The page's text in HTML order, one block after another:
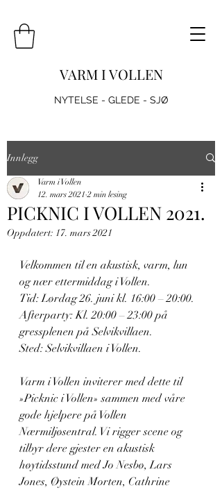
VARM I VOLLEN
NYTELSE - GLEDE - SJØ
Innlegg
PICKNIC I VOLLEN 2021.
Varm i Vollen
12. mars 2021 2 min lesing
Oppdatert: 17. mars 2021
Velkommen til en akustisk, varm, lun
og nær ettermiddag i Vollen.
Tid: Lørdag 26. juni kl. 16:00 – 20:00.
Afterparty: Kl. 20:00 – 23:00 på
gressplenen på Selvikvillaen.
Sted: Selvikvillaen i Vollen.
Varm i Vollen inviterer med dette til
»Picknic i Vollen» sammen med våre
gode hjelpere på Vollen
Nærmiljøsentral. Vi rigger scene og
tilbyr dere gjester en akustisk
høytidsstund med Jo Nesbø, Lars
Jones, Øystein Morten, Cathrine